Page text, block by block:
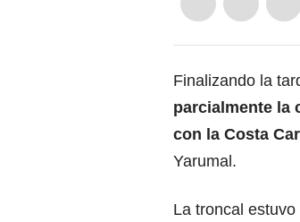
Finalizando la
parcialmente la
con la Costa
Yarumal.
La troncal